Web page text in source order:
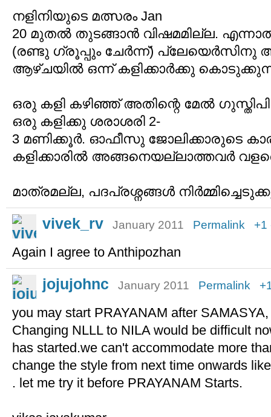
നളിനിയുടെ മത്സരം Jan
20 മുതൽ തുടങ്ങാൻ വിഷമമില്ല.
(രണ്ടു ഗ്രൂപ്പും ചേർന്ന്) പ്ലേയെർസിനു
ആഴ്ചയിൽ ഒന്ന് കളിക്കാർക്കു
ഒരു കളി കഴിഞ്ഞ് അതിന്റെ മേൽ
ഒരു കളിക്കു ശരാശരി 2-
3 മണിക്കൂർ. ഓഫീസു ജോലിക്കാരുടെ
കളിക്കാരിൽ അങ്ങനെയല്ലാത്തവർ
മാത്രമല്ല, പദപ്രശ്നങ്ങൾ
vivek_rv January 2011 Permalink +1
Again I agree to Anthipozhan
jojujohnc January 2011 Permalink
you may start PRAYANAM after
Changing NLLL to NILA would be difficult
has started.we can't accommodate more
change the style from next time onwards
. let me try it before PRAYANAM Starts.